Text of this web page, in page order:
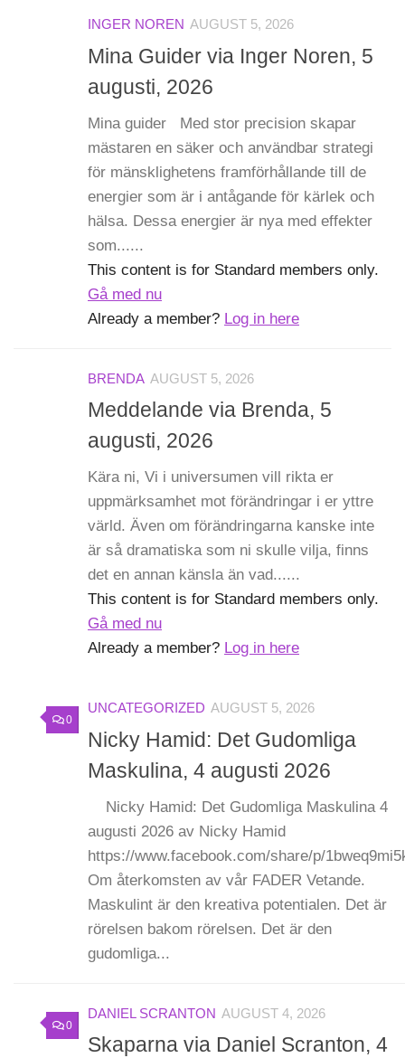
INGER NOREN AUGUST 5, 2026
Mina Guider via Inger Noren, 5
augusti, 2026
Mina guider Med stor precision skapar
mästaren en säker och användbar strategi
för mänsklighetens framförhållande till de
energier som är i antågande för kärlek och
hälsa. Dessa energier är nya med effekter
som......
This content is for Standard members only.
Gå med nu
Already a member? Log in here
BRENDA AUGUST 5, 2026
Meddelande via Brenda, 5
augusti, 2026
Kära ni, Vi i universumen vill rikta er
uppmärksamhet mot förändringar i er yttre
värld. Även om förändringarna kanske inte
är så dramatiska som ni skulle vilja, finns
det en annan känsla än vad......
This content is for Standard members only.
Gå med nu
Already a member? Log in here
0
UNCATEGORIZED AUGUST 5, 2026
Nicky Hamid: Det Gudomliga
Maskulina, 4 augusti 2026
Nicky Hamid: Det Gudomliga Maskulina 4
augusti 2026 av Nicky Hamid
https://www.facebook.com/share/p/
Om återkomsten av vår FADER Vetande.
Maskulint är den kreativa potentialen. Det är
rörelsen bakom rörelsen. Det är den
gudomliga...
0
DANIEL SCRANTON AUGUST 4, 2026
Skaparna via Daniel Scranton, 4